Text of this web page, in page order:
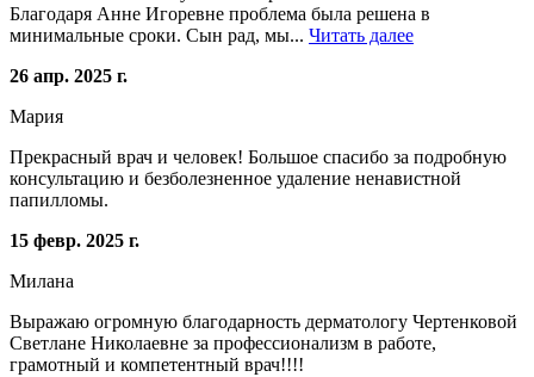
Благодаря Анне Игоревне проблема была решена в
минимальные сроки. Сын рад, мы... Читать далее
26 апр. 2025 г.
Мария
Прекрасный врач и человек! Большое спасибо за подробную
консультацию и безболезненное удаление ненавистной
папилломы.
15 февр. 2025 г.
Милана
Выражаю огромную благодарность дерматологу Чертенковой
Светлане Николаевне за профессионализм в работе,
грамотный и компетентный врач!!!!